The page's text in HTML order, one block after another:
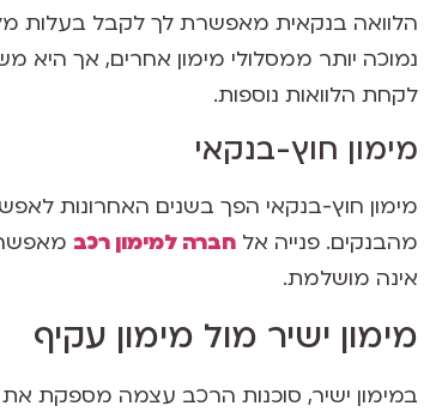
הלוואה בנקאית מאפשרת לך לקבל בעלות
נמוכה יותר ממסלולי מימון אחרים, אך
לקחת הלוואות נוספות.
מימון חוץ-בנקאי
מימון חוץ-בנקאי הפך בשנים האחרונות
מהבנקים. פנייה אל חברה למימון רכב
אינה מושלמת.
מימון ישיר מול מימון עקיף
במימון ישיר, סוכנות הרכב עצמה מספקת את